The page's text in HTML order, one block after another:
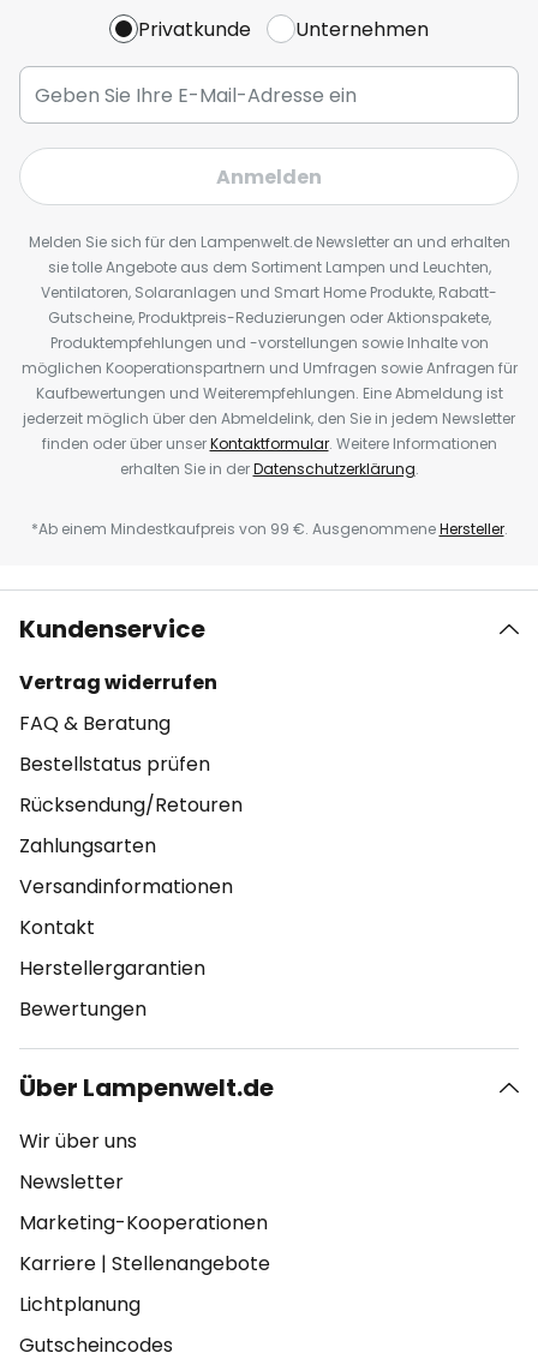
Privatkunde Unternehmen
Anmelden
Melden Sie sich für den Lampenwelt.de Newsletter an und erhalten
sie tolle Angebote aus dem Sortiment Lampen und Leuchten,
Ventilatoren, Solaranlagen und Smart Home Produkte, Rabatt-
Gutscheine, Produktpreis-Reduzierungen oder Aktionspakete,
Produktempfehlungen und -vorstellungen sowie Inhalte von
möglichen Kooperationspartnern und Umfragen sowie Anfragen für
Kaufbewertungen und Weiterempfehlungen. Eine Abmeldung ist
jederzeit möglich über den Abmeldelink, den Sie in jedem Newsletter
finden oder über unserKontaktformular. Weitere Informationen
erhalten Sie in derDatenschutzerklärung.
*Ab einem Mindestkaufpreis von 99 €. AusgenommeneHersteller.
Kundenservice
Vertrag widerrufen
FAQ & Beratung
Bestellstatus prüfen
Rücksendung/Retouren
Zahlungsarten
Versandinformationen
Kontakt
Herstellergarantien
Bewertungen
Über Lampenwelt.de
Wir über uns
Newsletter
Marketing-Kooperationen
Karriere | Stellenangebote
Lichtplanung
Gutscheincodes